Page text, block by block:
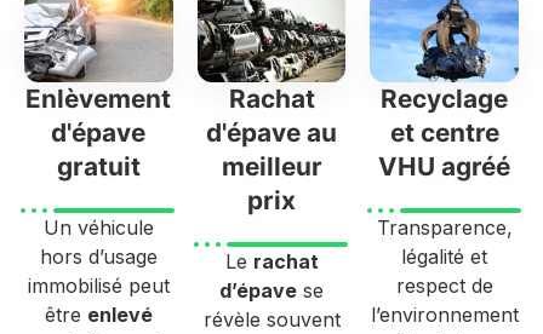
Enlèvement
d'épave
gratuit
Un véhicule
hors d’usage
immobilisé peut
être enlevé
Rachat
d'épave au
meilleur
prix
Le rachat
d’épave se
révèle souvent
Recyclage
et centre
VHU agréé
Transparence,
légalité et
respect de
l’environnement